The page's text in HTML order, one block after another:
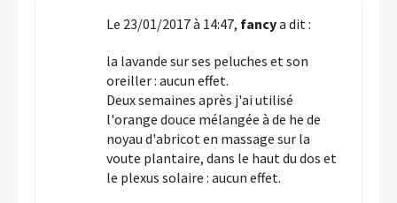
Le 23/01/2017 à 14:47, fancya dit :
la lavande sur ses peluches et son
oreiller : aucun effet.
Deux semaines après j'ai utilisé
l'orange douce mélangée à de he de
noyau d'abricot en massage sur la
voute plantaire, dans le haut du dos et
le plexus solaire : aucun effet.